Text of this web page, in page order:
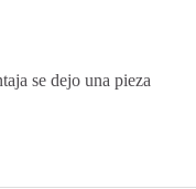
se dejo una pieza